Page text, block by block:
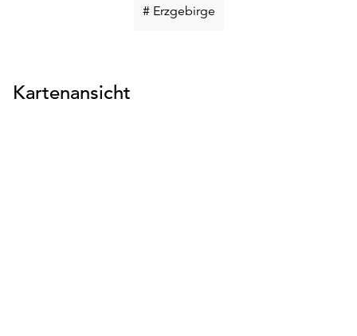
# ErzgebirgeSchlüsselwort
Kartenansicht